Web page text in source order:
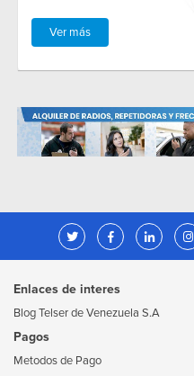
Ver más
Enlaces de interes
Blog Telser de Venezuela S.A
Pagos
Metodos de Pago